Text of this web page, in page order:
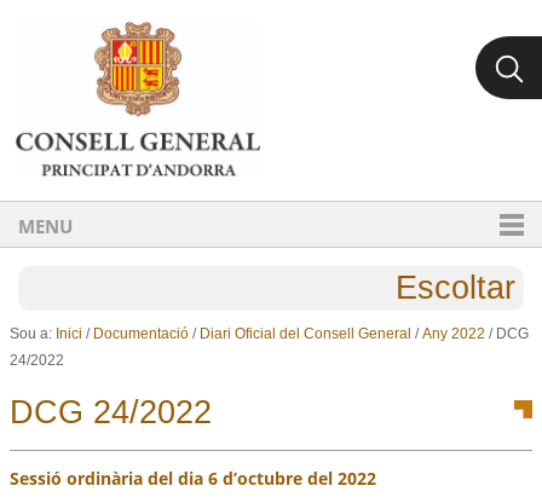
Ves al contingut.
Salta a la navegació
MENU
Escoltar
Sou a: Inici / Documentació / Diari Oficial del Consell General /Any 2022 / DCG
24/2022
DCG 24/2022
Sessió ordinària del dia 6 d’octubre del 2022